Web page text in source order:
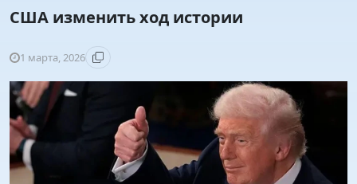
США изменить ход истории
1 марта, 2026